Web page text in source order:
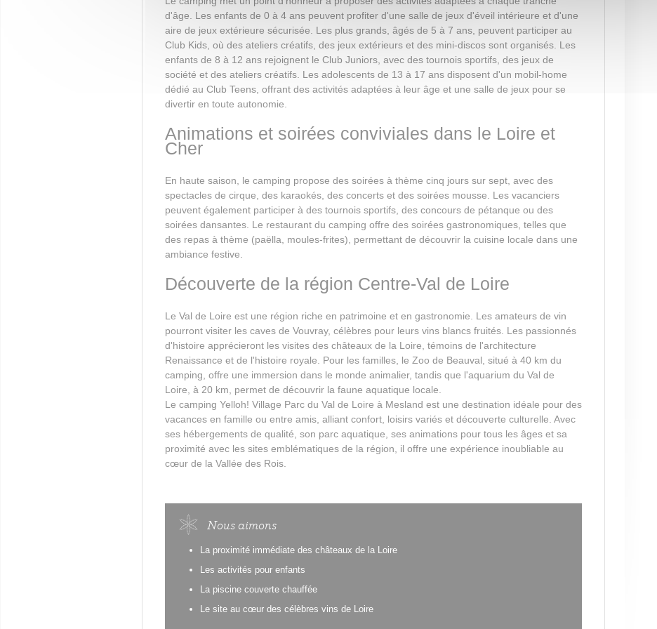
d'âge. Les enfants de 0 à 4 ans peuvent profiter d'une salle de jeux d'éveil intérieure et d'une
aire de jeux extérieure sécurisée. Les plus grands, âgés de 5 à 7 ans, peuvent participer au
Club Kids, où des ateliers créatifs, des jeux extérieurs et des mini-discos sont organisés. Les
enfants de 8 à 12 ans rejoignent le Club Juniors, avec des tournois sportifs, des jeux de
société et des ateliers créatifs. Les adolescents de 13 à 17 ans disposent d'un mobil-home
dédié au Club Teens, offrant des activités adaptées à leur âge et une salle de jeux pour se
divertir en toute autonomie.
Animations et soirées conviviales dans le Loire et
Cher
En haute saison, le camping propose des soirées à thème cinq jours sur sept, avec des
spectacles de cirque, des karaokés, des concerts et des soirées mousse. Les vacanciers
peuvent également participer à des tournois sportifs, des concours de pétanque ou des
soirées dansantes. Le restaurant du camping offre des soirées gastronomiques, telles que
des repas à thème (paëlla, moules-frites), permettant de découvrir la cuisine locale dans une
ambiance festive.
Découverte de la région Centre-Val de Loire
Le Val de Loire est une région riche en patrimoine et en gastronomie. Les amateurs de vin
pourront visiter les caves de Vouvray, célèbres pour leurs vins blancs fruités. Les passionnés
d'histoire apprécieront les visites des châteaux de la Loire, témoins de l'architecture
Renaissance et de l'histoire royale. Pour les familles, le Zoo de Beauval, situé à 40 km du
camping, offre une immersion dans le monde animalier, tandis que l'aquarium du Val de
Loire, à 20 km, permet de découvrir la faune aquatique locale.
Le camping Yelloh! Village Parc du Val de Loire à Mesland est une destination idéale pour des
vacances en famille ou entre amis, alliant confort, loisirs variés et découverte culturelle. Avec
ses hébergements de qualité, son parc aquatique, ses animations pour tous les âges et sa
proximité avec les sites emblématiques de la région, il offre une expérience inoubliable au
cœur de la Vallée des Rois.
Nous aimons
La proximité immédiate des châteaux de la Loire
Les activités pour enfants
La piscine couverte chauffée
Le site au cœur des célèbres vins de Loire